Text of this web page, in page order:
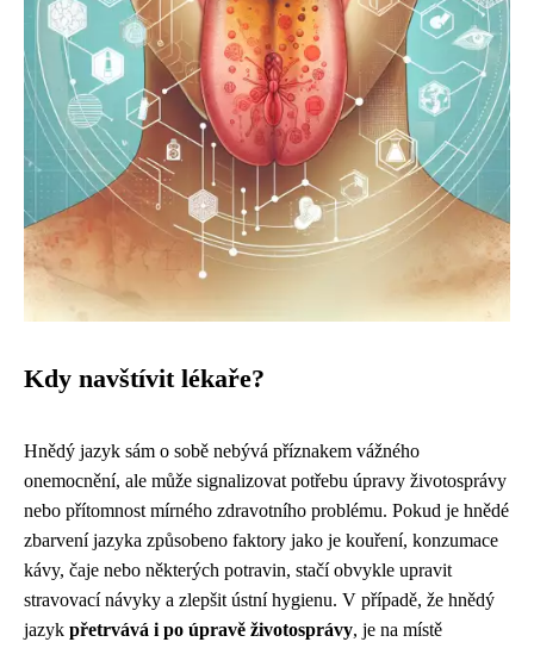
Kdy navštívit lékaře?
Hnědý jazyk sám o sobě nebývá příznakem vážného
onemocnění, ale může signalizovat potřebu úpravy životosprávy
nebo přítomnost mírného zdravotního problému. Pokud je hnědé
zbarvení jazyka způsobeno faktory jako je kouření, konzumace
kávy, čaje nebo některých potravin, stačí obvykle upravit
stravovací návyky a zlepšit ústní hygienu. V případě, že hnědý
jazyk přetrvává i po úpravě životosprávy, je na místě